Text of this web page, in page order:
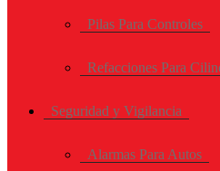
Pilas Para Controles
Refacciones Para
Seguridad y Vigilancia
Alarmas Para Autos